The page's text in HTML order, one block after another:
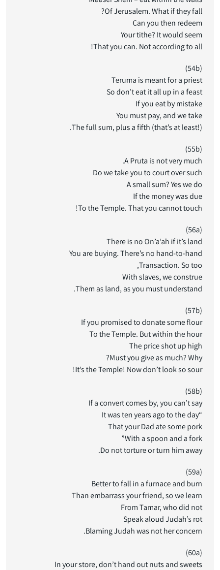
Of Jerusalem. What if they fall?
Can you then redeem
Your tithe? It would seem
That you can. Not according to all!
(54b)
Teruma is meant for a priest
So don’t eat it all up in a feast
If you eat by mistake
You must pay, and we take
The full sum, plus a fifth (that’s at least!).
(55b)
A Pruta is not very much.
Do we take you to court over such
A small sum? Yes we do
If the money was due
To the Temple. That you cannot touch!
(56a)
There is no On’a’ah if it’s land
You are buying. There’s no hand-to-hand
Transaction. So too,
With slaves, we construe
Them as land, as you must understand.
(57b)
If you promised to donate some flour
To the Temple. But within the hour
The price shot up high
Must you give as much? Why?
It’s the Temple! Now don’t look so sour!
(58b)
If a convert comes by, you can’t say
“It was ten years ago to the day
That your Dad ate some pork
With a spoon and a fork”
Do not torture or turn him away.
(59a)
Better to fall in a furnace and burn
Than embarrass your friend, so we learn
From Tamar, who did not
Speak aloud Judah’s rot
Blaming Judah was not her concern.
(60a)
In your store, don’t hand out nuts and sweets